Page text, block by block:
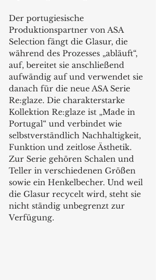
Der portugiesische
Produktionspartner von ASA
Selection fängt die Glasur, die
während des Prozesses „abläuft“,
auf, bereitet sie anschließend
aufwändig auf und verwendet sie
danach für die neue ASA Serie
Re:glaze. Die charakterstarke
Kollektion Re:glaze ist „Made in
Portugal“ und verbindet wie
selbstverständlich Nachhaltigkeit,
Funktion und zeitlose Ästhetik.
Zur Serie gehören Schalen und
Teller in verschiedenen Größen
sowie ein Henkelbecher. Und weil
die Glasur recycelt wird, steht sie
nicht ständig unbegrenzt zur
Verfügung.